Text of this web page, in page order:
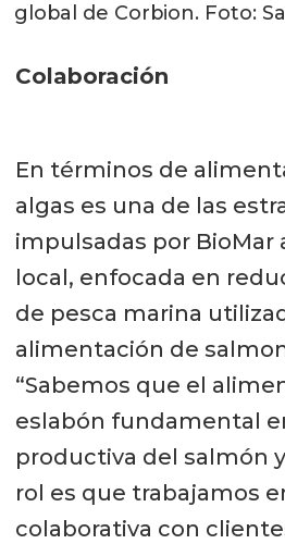
global de Corbion. Foto:
En términos de
algas es una de las
impulsadas por BioMar
local, enfocada en
de pesca marina
alimentación de
“Sabemos que el
eslabón fundamental
productiva del salmón
rol es que trabajamos
colaborativa con